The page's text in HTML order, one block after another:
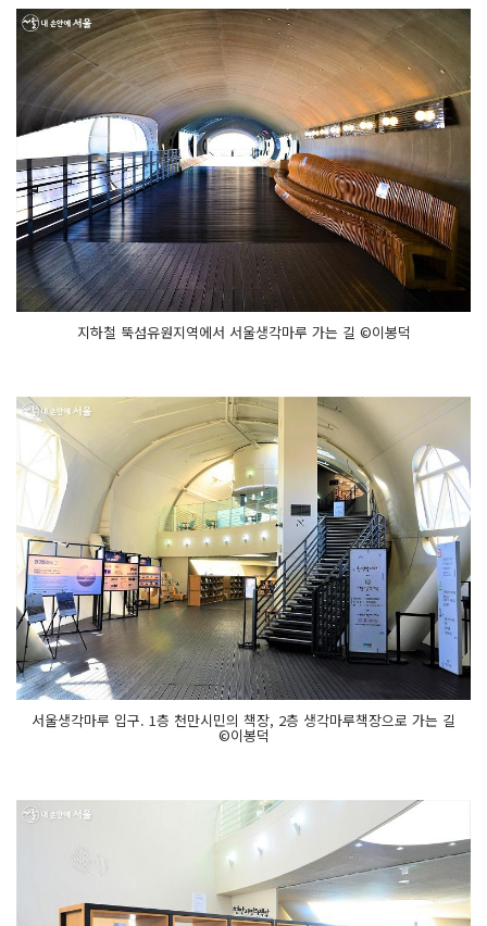
지하철 뚝섬유원지역에서 서울생각마루 가는 길 ©이봉덕
서울생각마루 입구. 1층 천만시민의 책장, 2층 생각마루책장으로 가는 길
©이봉덕